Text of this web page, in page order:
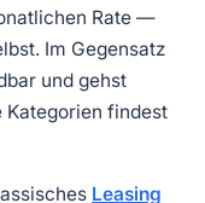
Rate —
Im Gegensatz
und gehst
Kategorien findest
Leasing